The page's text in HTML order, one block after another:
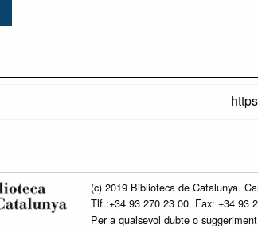
(c) 2019 Biblioteca de Catalunya.
Tlf.:+34 93 270 23 00. Fax: +34 93
Per a qualsevol dubte o suggeriment